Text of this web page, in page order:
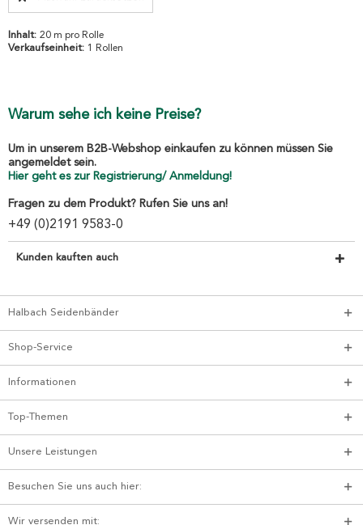
Inhalt: 20 m pro Rolle
Verkaufseinheit: 1 Rollen
Warum sehe ich keine Preise?
Um in unserem B2B-Webshop einkaufen zu können müssen Sie
angemeldet sein.
Hier geht es zur Registrierung/ Anmeldung!
Fragen zu dem Produkt? Rufen Sie uns an!
+49 (0)2191 9583-0
Kunden kauften auch
Halbach Seidenbänder
Shop-Service
Informationen
Top-Themen
Unsere Leistungen
Besuchen Sie uns auch hier:
Wir versenden mit: